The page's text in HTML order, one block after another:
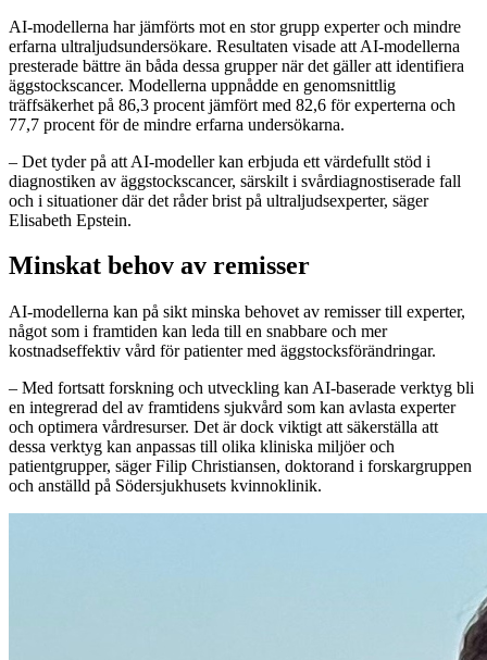
AI-modellerna har jämförts mot en stor grupp experter och mindre
erfarna ultraljudsundersökare. Resultaten visade att AI-modellerna
presterade bättre än båda dessa grupper när det gäller att identifiera
äggstockscancer. Modellerna uppnådde en genomsnittlig
träffsäkerhet på 86,3 procent jämfört med 82,6 för experterna och
77,7 procent för de mindre erfarna undersökarna.
– Det tyder på att AI-modeller kan erbjuda ett värdefullt stöd i
diagnostiken av äggstockscancer, särskilt i svårdiagnostiserade fall
och i situationer där det råder brist på ultraljudsexperter, säger
Elisabeth Epstein.
Minskat behov av remisser
AI-modellerna kan på sikt minska behovet av remisser till experter,
något som i framtiden kan leda till en snabbare och mer
kostnadseffektiv vård för patienter med äggstocksförändringar.
– Med fortsatt forskning och utveckling kan AI-baserade verktyg bli
en integrerad del av framtidens sjukvård som kan avlasta experter
och optimera vårdresurser. Det är dock viktigt att säkerställa att
dessa verktyg kan anpassas till olika kliniska miljöer och
patientgrupper, säger Filip Christiansen, doktorand i forskargruppen
och anställd på Södersjukhusets kvinnoklinik.